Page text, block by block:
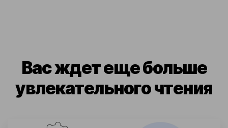
Вас ждет еще больше
увлекательного чтения